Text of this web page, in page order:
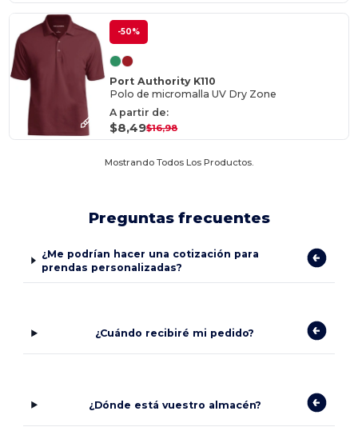
-50%
Port Authority K110
Polo de micromalla UV Dry Zone
A partir de:
$8,49$16,98
Mostrando Todos Los Productos.
Preguntas frecuentes
¿Me podrían hacer una cotización para
prendas personalizadas?
¿Cuándo recibiré mi pedido?
¿Dónde está vuestro almacén?